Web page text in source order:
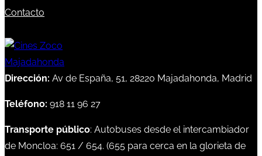
Contacto
Dirección: Av de España, 51, 28220 Majadahonda, Madrid
Teléfono: 918 11 96 27
Transporte público: Autobuses desde el intercambiador
de Moncloa: 651 / 654. (655 para cerca en la glorieta de